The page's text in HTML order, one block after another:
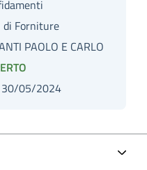
di Forniture
PAOLO E CARLO
30/05/2024